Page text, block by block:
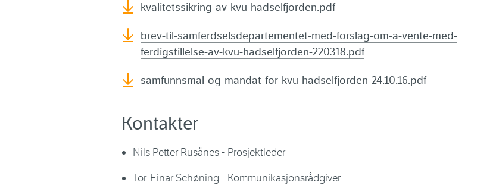
kvalitetssikring-av-kvu-hadselfjorden.pdf
brev-til-samferdselsdepartementet-med-forslag-om-a-vente-med-
ferdigstillelse-av-kvu-hadselfjorden-220318.pdf
samfunnsmal-og-mandat-for-kvu-hadselfjorden-24.10.16.pdf
Kontakter
Nils Petter Rusånes - Prosjektleder
Tor-Einar Schøning - Kommunikasjonsrådgiver